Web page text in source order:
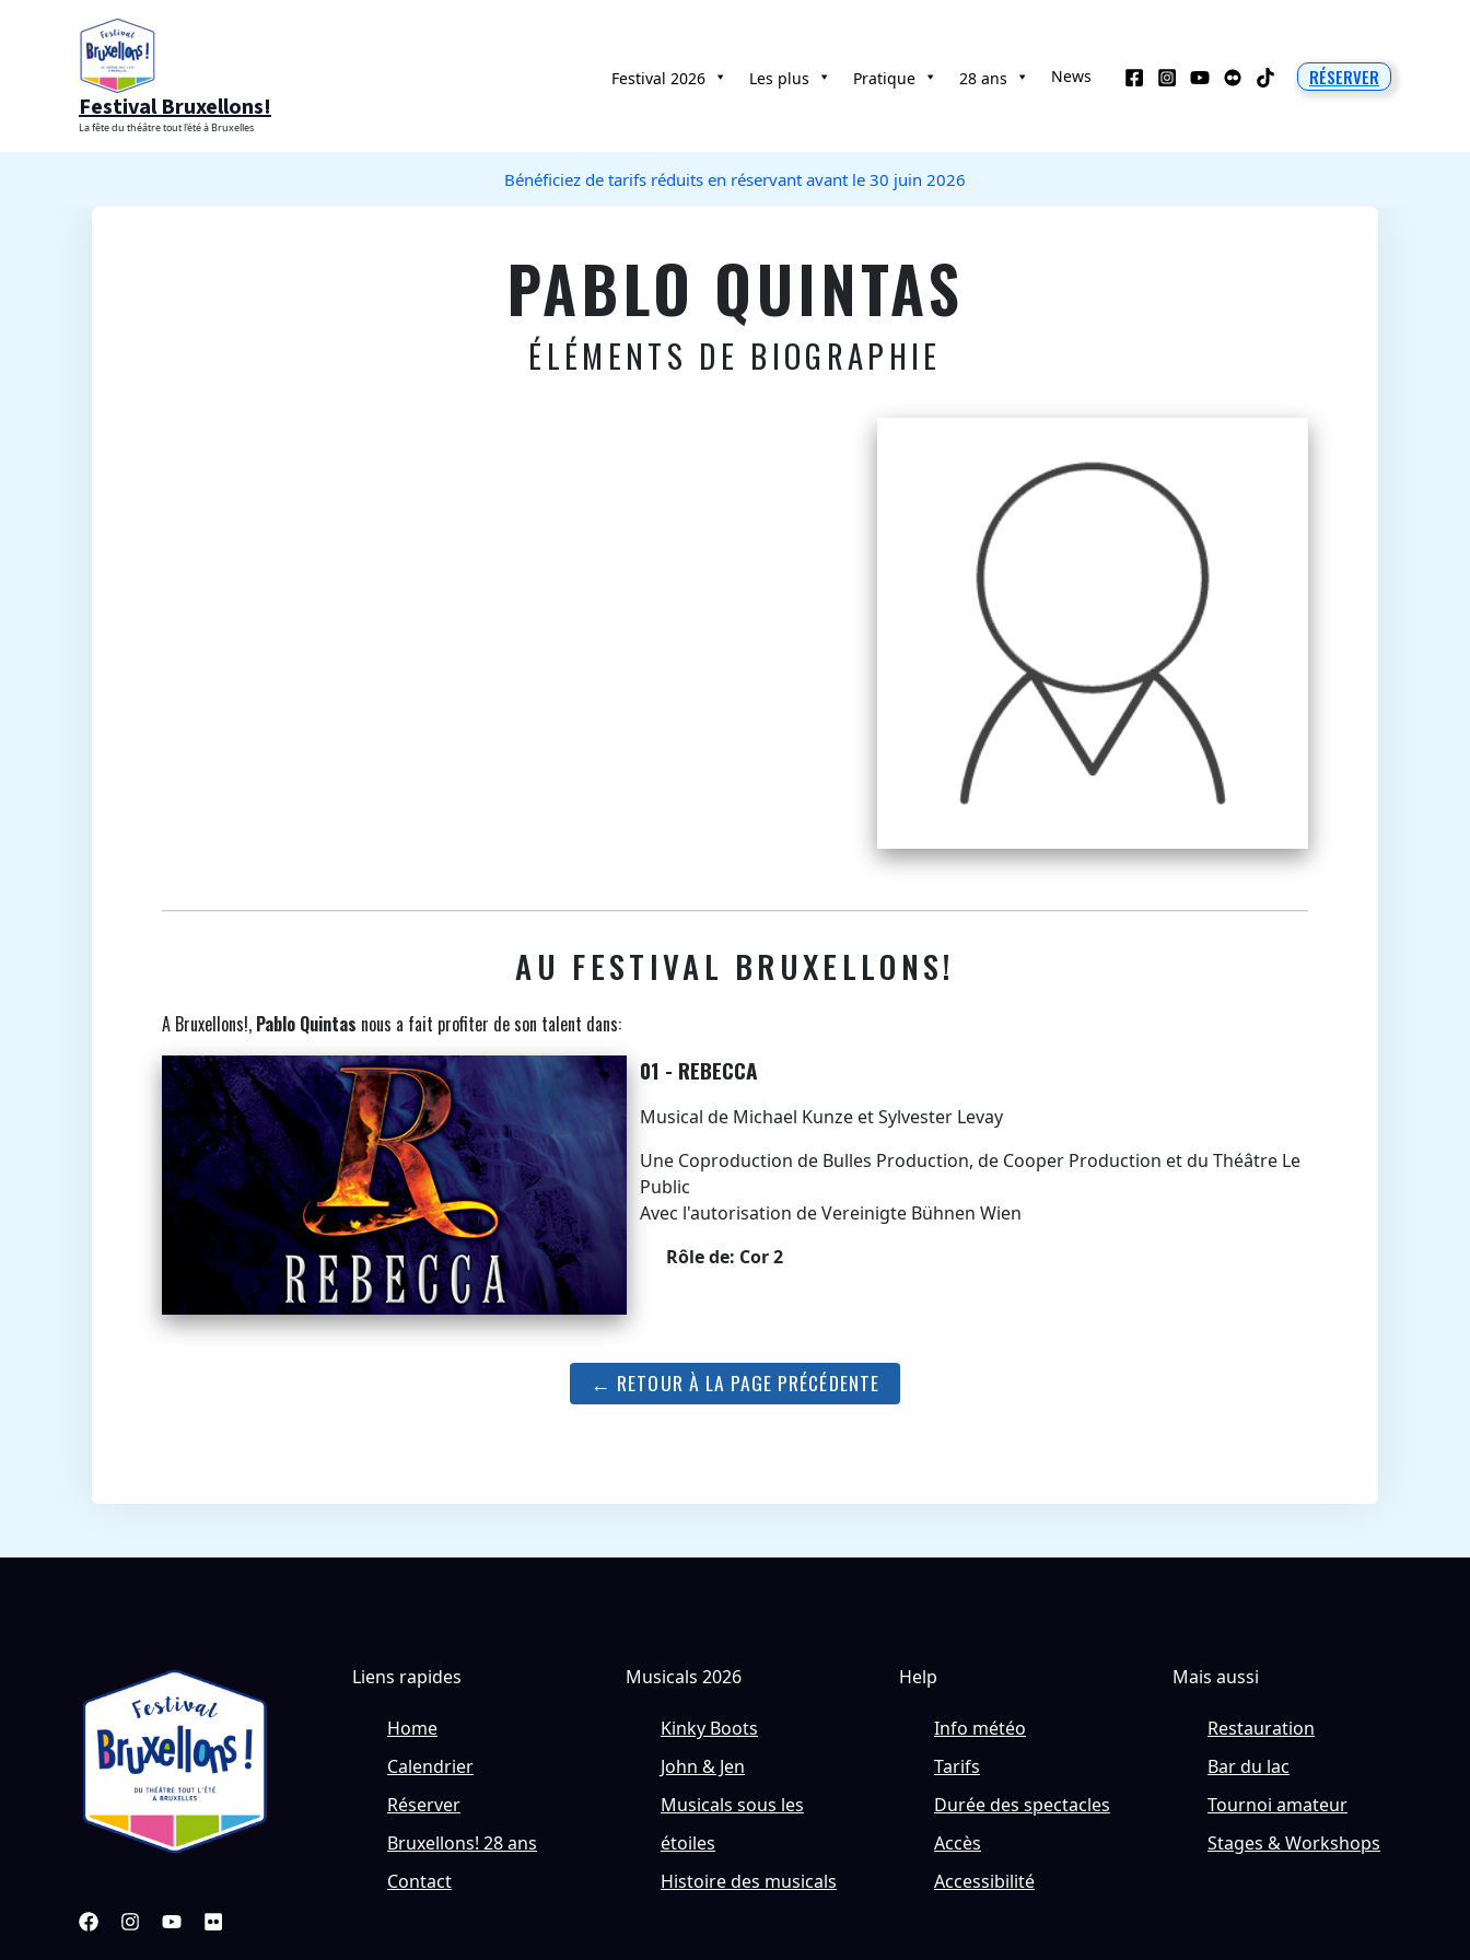
Festival Bruxellons!
La fête du théâtre tout l'été à Bruxelles
Festival 2026 Les plus Pratique 28 ans News RÉSERVER
Bénéficiez de tarifs réduits en réservant avant le 30 juin 2026
PABLO QUINTAS
ÉLÉMENTS DE BIOGRAPHIE
AU FESTIVAL BRUXELLONS!
A Bruxellons!, Pablo Quintas nous a fait profiter de son talent dans:
01 - REBECCA
Musical de Michael Kunze et Sylvester Levay
Une Coproduction de Bulles Production, de Cooper Production et du Théâtre Le
Public
Avec l'autorisation de Vereinigte Bühnen Wien
Rôle de: Cor 2
← RETOUR À LA PAGE PRÉCÉDENTE
Liens rapides
Home
Calendrier
Réserver
Bruxellons! 28 ans
Contact
Musicals 2026
Kinky Boots
John & Jen
Musicals sous les
étoiles
Histoire des musicals
Help
Info météo
Tarifs
Durée des spectacles
Accès
Accessibilité
Mais aussi
Restauration
Bar du lac
Tournoi amateur
Stages & Workshops